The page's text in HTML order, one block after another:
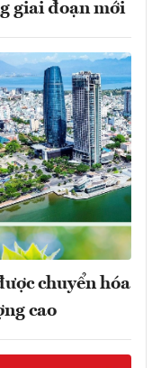
giai đoạn mới
chuyển hóa
cao